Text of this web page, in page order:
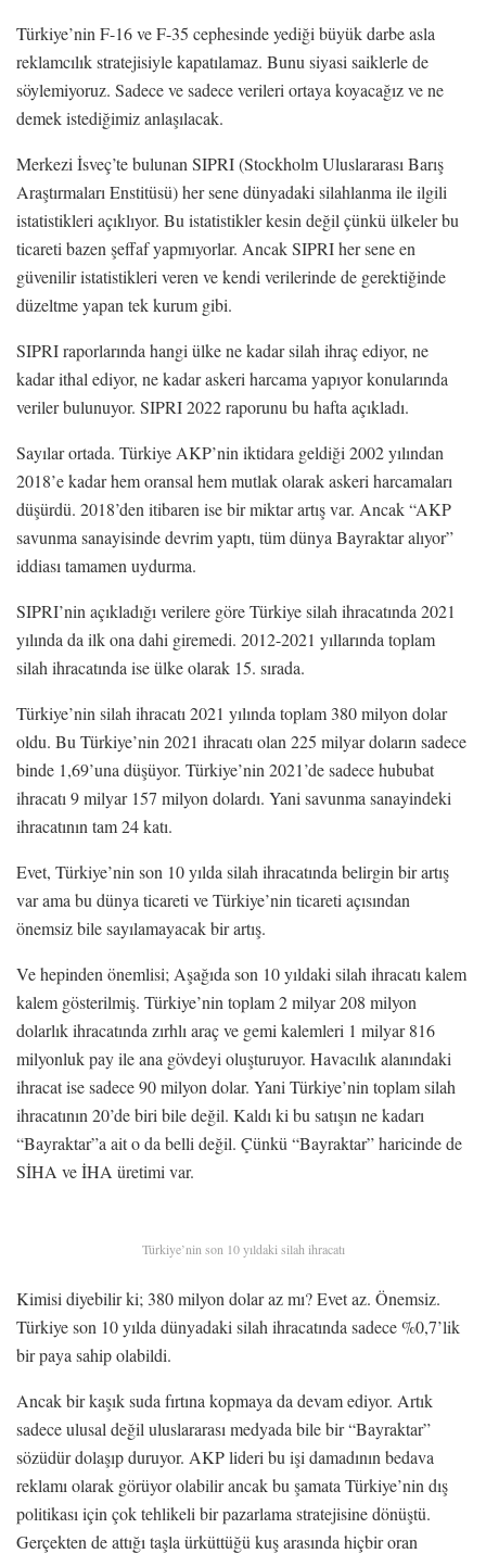
Türkiye’nin F-16 ve F-35 cephesinde yediği büyük darbe asla
reklamcılık stratejisiyle kapatılamaz. Bunu siyasi saiklerle de
söylemiyoruz. Sadece ve sadece verileri ortaya koyacağız ve ne
demek istediğimiz anlaşılacak.
Merkezi İsveç’te bulunan SIPRI (Stockholm Uluslararası Barış
Araştırmaları Enstitüsü) her sene dünyadaki silahlanma ile ilgili
istatistikleri açıklıyor. Bu istatistikler kesin değil çünkü ülkeler bu
ticareti bazen şeffaf yapmıyorlar. Ancak SIPRI her sene en
güvenilir istatistikleri veren ve kendi verilerinde de gerektiğinde
düzeltme yapan tek kurum gibi.
SIPRI raporlarında hangi ülke ne kadar silah ihraç ediyor, ne
kadar ithal ediyor, ne kadar askeri harcama yapıyor konularında
veriler bulunuyor. SIPRI 2022 raporunu bu hafta açıkladı.
Sayılar ortada. Türkiye AKP’nin iktidara geldiği 2002 yılından
2018’e kadar hem oransal hem mutlak olarak askeri harcamaları
düşürdü. 2018’den itibaren ise bir miktar artış var. Ancak “AKP
savunma sanayisinde devrim yaptı, tüm dünya Bayraktar alıyor”
iddiası tamamen uydurma.
SIPRI’nin açıkladığı verilere göre Türkiye silah ihracatında 2021
yılında da ilk ona dahi giremedi. 2012-2021 yıllarında toplam
silah ihracatında ise ülke olarak 15. sırada.
Türkiye’nin silah ihracatı 2021 yılında toplam 380 milyon dolar
oldu. Bu Türkiye’nin 2021 ihracatı olan 225 milyar doların sadece
binde 1,69’una düşüyor. Türkiye’nin 2021’de sadece hububat
ihracatı 9 milyar 157 milyon dolardı. Yani savunma sanayindeki
ihracatının tam 24 katı.
Evet, Türkiye’nin son 10 yılda silah ihracatında belirgin bir artış
var ama bu dünya ticareti ve Türkiye’nin ticareti açısından
önemsiz bile sayılamayacak bir artış.
Ve hepinden önemlisi; Aşağıda son 10 yıldaki silah ihracatı kalem
kalem gösterilmiş. Türkiye’nin toplam 2 milyar 208 milyon
dolarlık ihracatında zırhlı araç ve gemi kalemleri 1 milyar 816
milyonluk pay ile ana gövdeyi oluşturuyor. Havacılık alanındaki
ihracat ise sadece 90 milyon dolar. Yani Türkiye’nin toplam silah
ihracatının 20’de biri bile değil. Kaldı ki bu satışın ne kadarı
“Bayraktar”a ait o da belli değil. Çünkü “Bayraktar” haricinde de
SİHA ve İHA üretimi var.
Türkiye’nin son 10 yıldaki silah ihracatı
Kimisi diyebilir ki; 380 milyon dolar az mı? Evet az. Önemsiz.
Türkiye son 10 yılda dünyadaki silah ihracatında sadece %0,7’lik
bir paya sahip olabildi.
Ancak bir kaşık suda fırtına kopmaya da devam ediyor. Artık
sadece ulusal değil uluslararası medyada bile bir “Bayraktar”
sözüdür dolaşıp duruyor. AKP lideri bu işi damadının bedava
reklamı olarak görüyor olabilir ancak bu şamata Türkiye’nin dış
politikası için çok tehlikeli bir pazarlama stratejisine dönüştü.
Gerçekten de attığı taşla ürküttüğü kuş arasında hiçbir oran